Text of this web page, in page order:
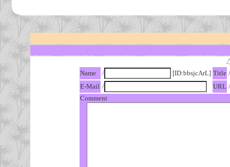
Name
/ [ID:bbsjcArL] Title /
E-Mail / URL /
Comment